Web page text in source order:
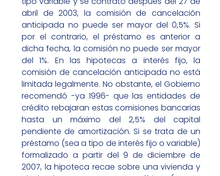
abril de 2003, la comisión de cancelación
anticipada no puede ser mayor del 0,5%. Si
por el contrario, el préstamo es anterior a
dicha fecha, la comisión no puede ser mayor
del 1%. En las hipotecas a interés fijo, la
comisión de cancelación anticipada no está
limitada legalmente. No obstante, el Gobierno
recomendó -ya 1996- que las entidades de
crédito rebajaran estas comisiones bancarias
hasta un máximo del 2,5% del capital
pendiente de amortización. Si se trata de un
préstamo (sea a tipo de interés fijo o variable)
formalizado a partir del 9 de diciembre de
2007, la hipoteca recae sobre una vivienda y